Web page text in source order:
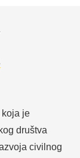
koja je
društva
civilnog